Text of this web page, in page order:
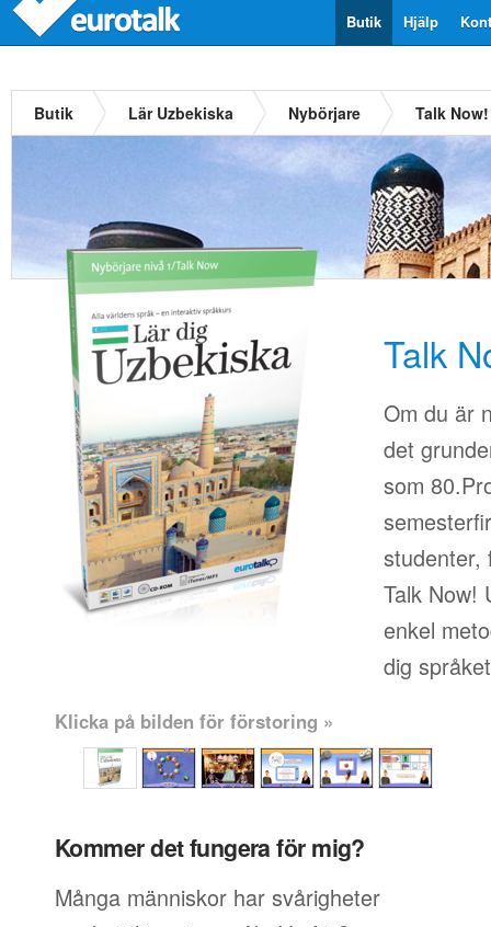
Hjälp
Butik
Butik Lär Uzbekiska Nybörjare Talk
Talk
Om du är
det
som
studenter,
Talk Now!
enkel
dig
Klicka på bilden för förstoring »
Kommer det fungera för mig?
Många människor har svårigheter